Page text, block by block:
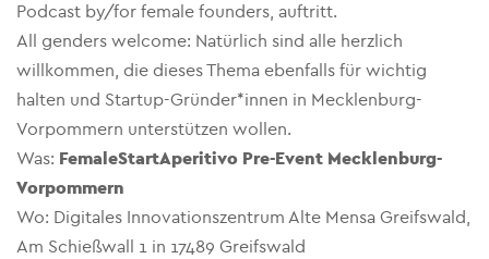
Podcast by/for female founders, auftritt.
All genders welcome: Natürlich sind alle herzlich
willkommen, die dieses Thema ebenfalls für wichtig
halten und Startup-Gründer*innen in Mecklenburg-
Vorpommern unterstützen wollen.
Was: FemaleStartAperitivo Pre-Event Mecklenburg-
Vorpommern
Wo: Digitales Innovationszentrum Alte Mensa Greifswald,
Am Schießwall 1 in 17489 Greifswald